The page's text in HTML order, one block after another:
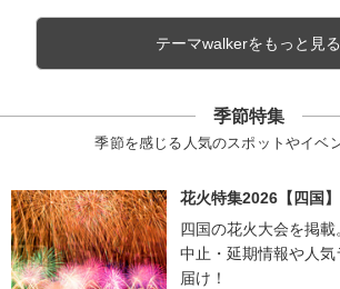
テーマwalkerをもっと見る
季節特集
季節を感じる人気のスポットやイベ
花火特集2026【四国】
四国の花火大会を掲載
中止・延期情報や人
届け！